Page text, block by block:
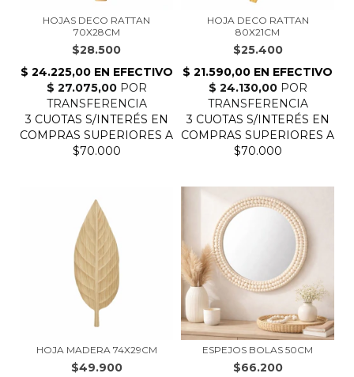
HOJAS DECO RATTAN
70X28CM
$28.500
HOJA DECO RATTAN
80X21CM
$25.400
HOJA MADERA 74X29CM
$49.900
ESPEJOS BOLAS 50CM
$66.200